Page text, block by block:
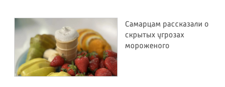
Самарцам рассказали о
скрытых угрозах
мороженого